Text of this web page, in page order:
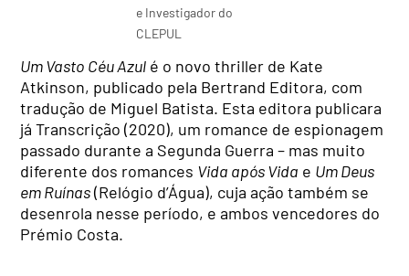
e Investigador do
CLEPUL
Um Vasto Céu Azul é o novo thriller de Kate
Atkinson, publicado pela Bertrand Editora, com
tradução de Miguel Batista. Esta editora publicara
já Transcrição (2020), um romance de espionagem
passado durante a Segunda Guerra – mas muito
diferente dos romances Vida após Vida e Um Deus
em Ruínas(Relógio d’Água), cuja ação também se
desenrola nesse período, e ambos vencedores do
Prémio Costa.